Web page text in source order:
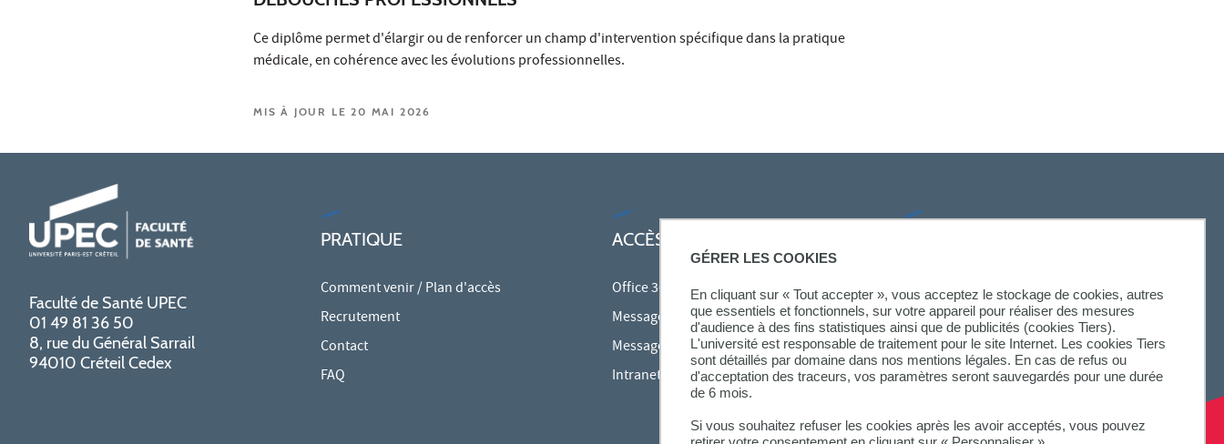
GÉRER LES COOKIES
En cliquant sur « Tout accepter », vous acceptez le stockage de cookies, autres
que essentiels et fonctionnels, sur votre appareil pour réaliser des mesures
d'audience à des fins statistiques ainsi que de publicités (cookies Tiers).
L'université est responsable de traitement pour le site Internet. Les cookies Tiers
sont détaillés par domaine dans nos mentions légales. En cas de refus ou
d'acceptation des traceurs, vos paramètres seront sauvegardés pour une durée
de 6 mois.
Si vous souhaitez refuser les cookies après les avoir acceptés, vous pouvez
Ce diplôme permet d'élargir ou de renforcer un champ d'intervention spécifique dans la pratique
médicale, en cohérence avec les évolutions professionnelles.
MIS À JOUR LE 20 MAI 2026
Faculté de Santé UPEC
01 49 81 36 50
8, rue du Général Sarrail
94010 Créteil Cedex
PRATIQUE
Comment venir / Plan d'accès
Recrutement
Contact
FAQ
ACCÈS RAPIDES
Office 365
Messagerie des personnels
Messagerie étudiante
Intranet des personnels